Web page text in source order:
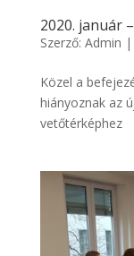
2020. január
Szerző: Admin |
Közel a
hiányoznak az
vetőtérképhez